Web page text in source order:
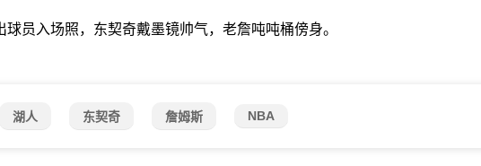
员入场照，东契奇戴墨镜帅气，老詹吨吨桶傍身。
湖人 东契奇 詹姆斯 NBA